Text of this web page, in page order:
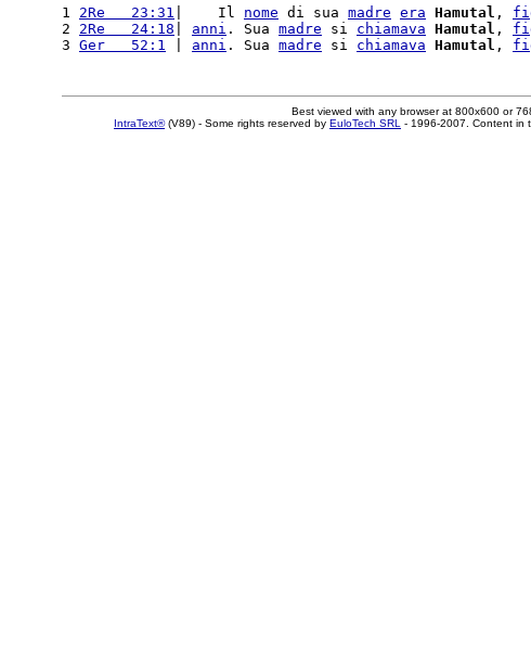
1 2Re   23:31 |    Il nome di sua madre era Hamutal ,
2 2Re   24:18 anni . Sua madre si chiamava Hamutal ,
3 Ger   52:1 anni . Sua madre si chiamava Hamutal ,
Best viewed with any browser at 800x600 or
IntraText®(V89) - Some rights reserved by EuloTech SRL - 1996-2007. Content in